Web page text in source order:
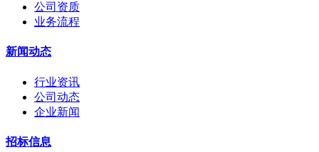
公司资质
业务流程
新闻动态
行业资讯
公司动态
企业新闻
招标信息